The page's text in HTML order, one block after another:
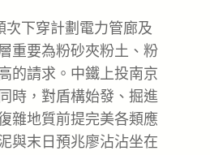
下穿計劃電力管廊及
重要為粉砂夾粉土、粉
的請求。中鐵上投南京
時，對盾構始發、掘進
雜地質前提完美各類應
與末日預兆廖沾沾坐在